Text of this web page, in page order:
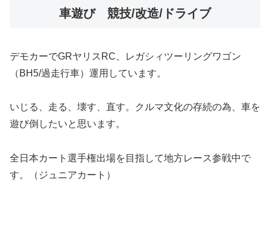
車遊び 競技/改造/ドライブ
デモカーでGRヤリスRC、レガシィツーリングワゴン
（BH5/過走行車）運用しています。
いじる、走る、壊す、直す。クルマ文化の存続の為、車を
遊び倒したいと思います。
全日本カート選手権出場を目指して地方レース参戦中で
す。（ジュニアカート）